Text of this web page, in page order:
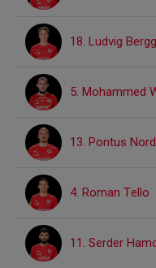
18. Ludvig
5. Mohammed
13. Pontus
4. Roman Tello
11. Serder